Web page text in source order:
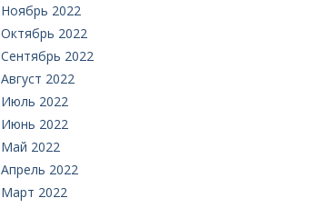
Ноябрь 2022
Октябрь 2022
Сентябрь 2022
Август 2022
Июль 2022
Июнь 2022
Май 2022
Апрель 2022
Март 2022